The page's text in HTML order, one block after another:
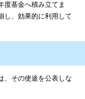
基金へ積み立てま
し、効果的に利用して
、その使途を公表しな